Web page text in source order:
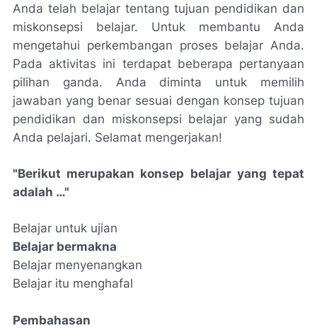
Anda telah belajar tentang tujuan pendidikan dan
miskonsepsi belajar. Untuk membantu Anda
mengetahui perkembangan proses belajar Anda.
Pada aktivitas ini terdapat beberapa pertanyaan
pilihan ganda. Anda diminta untuk memilih
jawaban yang benar sesuai dengan konsep tujuan
pendidikan dan miskonsepsi belajar yang sudah
Anda pelajari. Selamat mengerjakan!
"Berikut merupakan konsep belajar yang tepat
adalah …"
Belajar untuk ujian
Belajar bermakna
Belajar menyenangkan
Belajar itu menghafal
Pembahasan